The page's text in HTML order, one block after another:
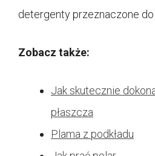
detergenty przeznaczone
Zobacz także:
Jak skutecznie
płaszcza
Plama z podkładu